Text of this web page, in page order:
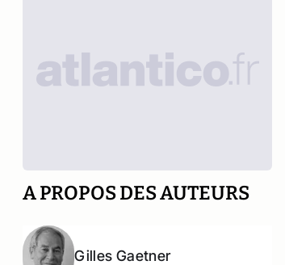
A PROPOS DES AUTEURS
Gilles Gaetner